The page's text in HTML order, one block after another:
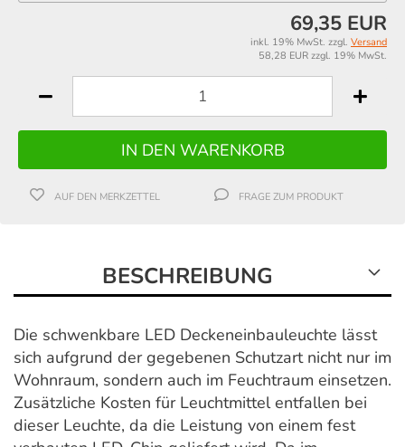
69,35 EUR
inkl. 19% MwSt. zzgl. Versand
58,28 EUR zzgl. 19% MwSt.
AUF DEN MERKZETTEL FRAGE ZUM PRODUKT
BESCHREIBUNG
Die schwenkbare LED Deckeneinbauleuchte lässt
sich aufgrund der gegebenen Schutzart nicht nur im
Wohnraum, sondern auch im Feuchtraum einsetzen.
Zusätzliche Kosten für Leuchtmittel entfallen bei
dieser Leuchte, da die Leistung von einem fest